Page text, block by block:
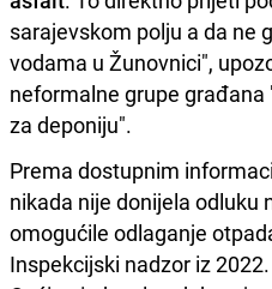
sarajevskom polju a da ne
vodama u Žunovnici",
neformalne grupe
za deponiju".
Prema dostupnim
nikada nije donijela odluku
omogućile odlaganje
Inspekcijski nadzor iz